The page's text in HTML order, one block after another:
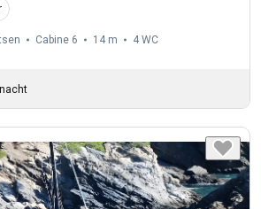
Cabine 6 14 m 4 WC
nacht